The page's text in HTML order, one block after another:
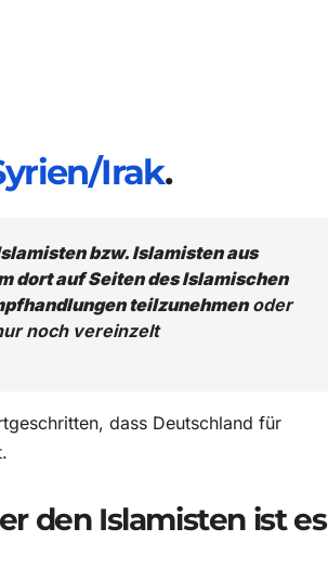
Irak.
bzw. Islamisten aus
dort auf Seiten des Islamischen
teilzunehmenoder
noch vereinzelt
dass Deutschland für
den Islamisten ist es